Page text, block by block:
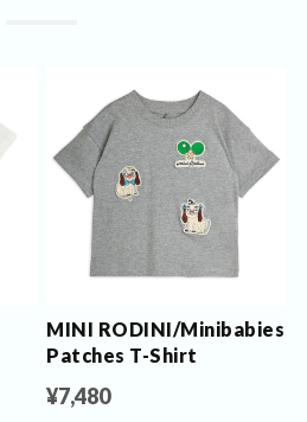
MINI RODINI/Minibabies
Patches T-Shirt
¥7,480